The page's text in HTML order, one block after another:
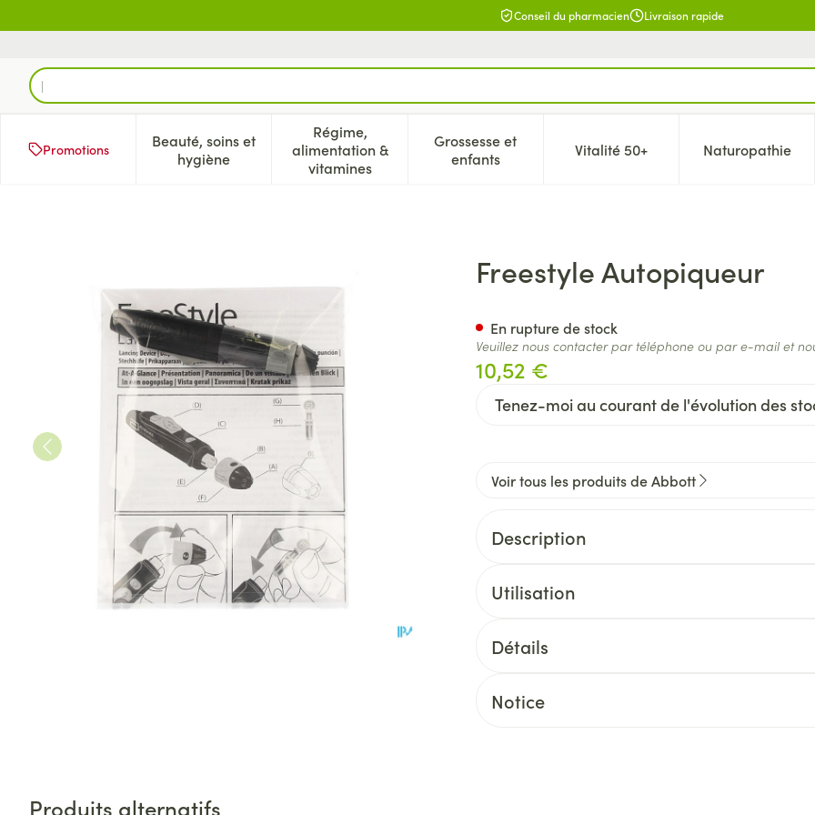
Conseil du pharmacien Livraison rapide
Rechercher
Promotions
Beauté, soins et
hygièneAfficher le sous-menu pour la catégorie Beauté, soins et hygiène
Régime,
alimentation &
vitamines
Afficher le sous-menu pour la catégorie Régime, alimentation &
Grossesse et
enfantsAfficher le sous-menu pour la catégorie Grossesse
Vitalité 50+Afficher le sous-menu pour la
Naturopathie
Afficher
Freestyle Autopiqueur
10,52 €
Tenez-moi au courant de l'évolution des
En rupture de stock
Veuillez nous contacter par téléphone ou par e-mail et
Voir tous les produits de Abbott
Description
Utilisation
Détails
Notice
Produits alternatifs